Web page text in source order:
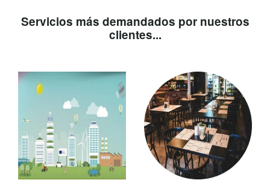
Servicios más demandados por nuestros
clientes...